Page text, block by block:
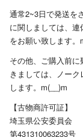
通常2~3日で発送を
に関しましては、
をお願い致します。
その他、ご購入前
きましては、ノー
します。m(__)m
【古物商許可証】
埼玉県公安委員会
第431310063233号